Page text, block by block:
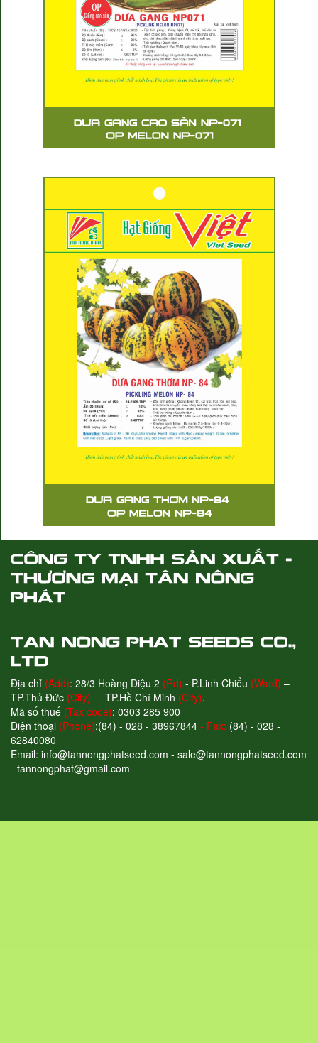
Địa chỉ (Add): 28/3 Hoàng Diệu 2 (Rd) - P.Linh Chiểu (Ward) –
TP.Thủ Đức (City) – TP.Hồ Chí Minh (City).
Mã số thuế (Tax code): 0303 285 900
Điện thoại (Phone):(84) - 028 - 38967844 - Fax: (84) - 028 -
62840080
Email: info@tannongphatseed.com - sale@tannongphatseed.com
- tannongphat@gmail.com